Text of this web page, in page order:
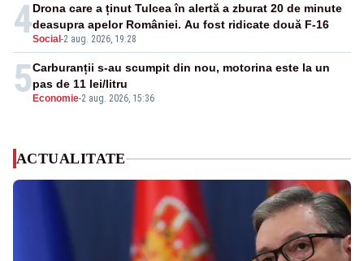
4Social -2 aug. 2026, 19:28
Drona care a ținut Tulcea în alertă a zburat 20 de minute
deasupra apelor României. Au fost ridicate două F-16
5 Economie-2 aug. 2026, 15:36
Carburanții s-au scumpit din nou, motorina este la un
pas de 11 lei/litru
ACTUALITATE